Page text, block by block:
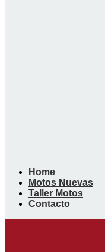
Home
Motos Nuevas
Taller Motos
Contacto